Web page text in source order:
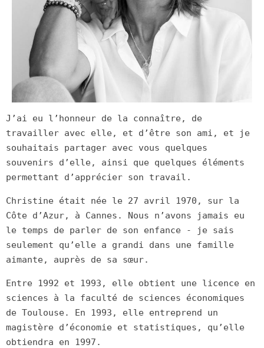
J’ai eu l’honneur de la connaître, de
travailler avec elle, et d’être son ami, et je
souhaitais partager avec vous quelques
souvenirs d’elle, ainsi que quelques éléments
permettant d’apprécier son travail.
Christine était née le 27 avril 1970, sur la
Côte d’Azur, à Cannes. Nous n’avons jamais eu
le temps de parler de son enfance - je sais
seulement qu’elle a grandi dans une famille
aimante, auprès de sa sœur.
Entre 1992 et 1993, elle obtient une licence en
sciences à la faculté de sciences économiques
de Toulouse. En 1993, elle entreprend un
magistère d’économie et statistiques, qu’elle
obtiendra en 1997.